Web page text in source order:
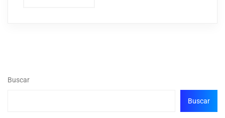
Buscar
Buscar